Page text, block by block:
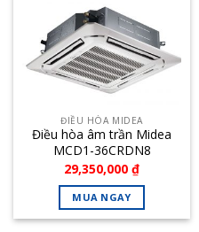
ĐIỀU HÒA MIDEA
Điều hòa âm trần Midea
MCD1-36CRDN8
29,350,000 ₫
MUA NGAY